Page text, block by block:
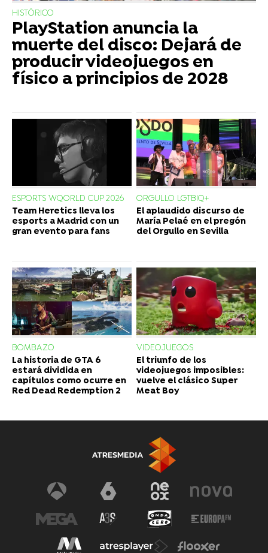
HISTÓRICO
PlayStation anuncia la
muerte del disco: Dejará de
producir videojuegos en
físico a principios de 2028
ESPORTS WQORLD CUP 2026
Team Heretics lleva los
esports a Madrid con un
gran evento para fans
ORGULLO LGTBIQ+
El aplaudido discurso de
María Pelaé en el pregón
del Orgullo en Sevilla
BOMBAZO
La historia de GTA 6
estará dividida en
capítulos como ocurre en
Red Dead Redemption 2
VIDEOJUEGOS
El triunfo de los
videojuegos imposibles:
vuelve el clásico Super
Meat Boy